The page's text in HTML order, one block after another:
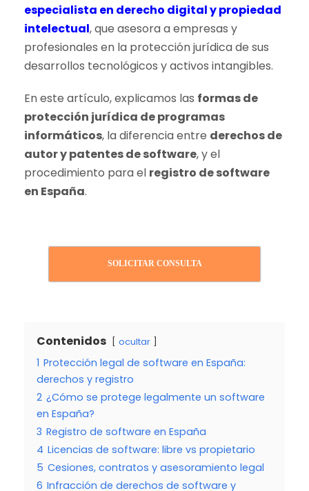
especialista en derecho digital y propiedad
intelectual, que asesora a empresas y
profesionales en la protección jurídica de sus
desarrollos tecnológicos y activos intangibles.
En este artículo, explicamos las formas de
protección jurídica de programas
informáticos, la diferencia entre derechos de
autor y patentes de software, y el
procedimiento para el registro de software
en España.
SOLICITAR CONSULTA
Contenidos ocultar
1 Protección legal de software en España:
derechos y registro
2 ¿Cómo se protege legalmente un software
en España?
3 Registro de software en España
4 Licencias de software: libre vs propietario
5 Cesiones, contratos y asesoramiento legal
6 Infracción de derechos de software y